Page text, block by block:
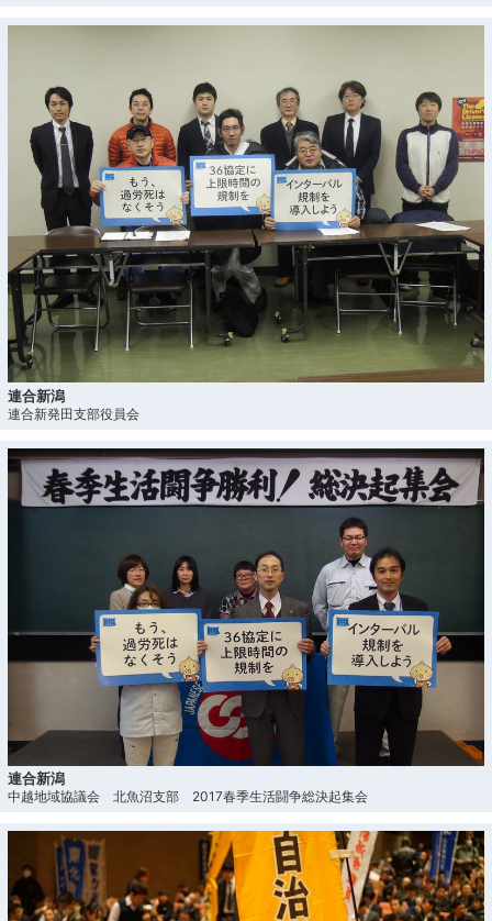
連合新潟
連合新発田支部役員会
連合新潟
中越地域協議会 北魚沼支部 2017春季生活闘争総決起集会